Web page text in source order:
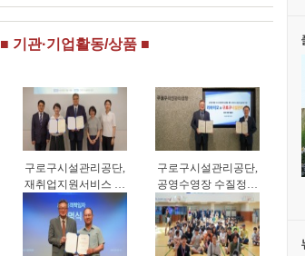
■ 기관·기업활동/상품 ■
구로구시설관리공단,
재취업지원서비스 기
업컨설팅 업무협약 체
결(
구로구시설관리공단,
공영수영장 수질정보
공개 고도화 추진